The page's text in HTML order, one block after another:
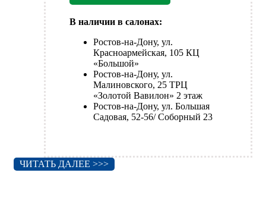
В наличии в салонах:
Ростов-на-Дону, ул.
Красноармейская, 105 КЦ
«Большой»
Ростов-на-Дону, ул.
Малиновского, 25 ТРЦ
«Золотой Вавилон» 2 этаж
Ростов-на-Дону, ул. Большая
Садовая, 52-56/ Соборный 23
ЧИТАТЬ ДАЛЕЕ >>>